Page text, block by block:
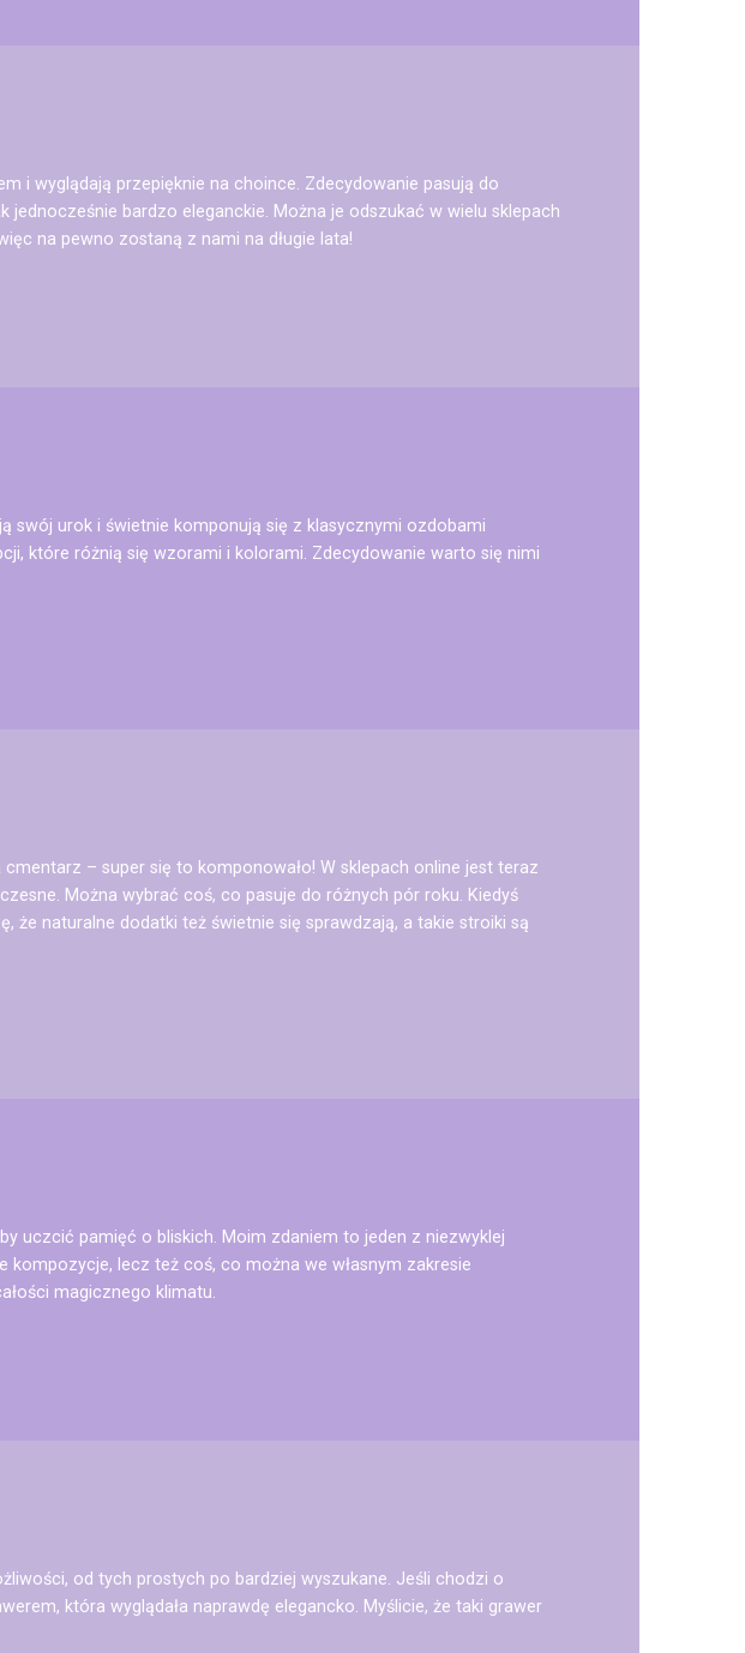
i wyglądają przepięknie na choince. Zdecydowanie pasują do
bardzo eleganckie. Można je odszukać w wielu sklepach
na pewno zostaną z nami na długie lata!
swój urok i świetnie komponują się z klasycznymi ozdobami
które różnią się wzorami i kolorami. Zdecydowanie warto się nimi
– super się to komponowało! W sklepach online jest teraz
Można wybrać coś, co pasuje do różnych pór roku. Kiedyś
że naturalne dodatki też świetnie się sprawdzają, a takie stroiki są
uczcić pamięć o bliskich. Moim zdaniem to jeden z niezwyklej
lecz też coś, co można we własnym zakresie
magicznego klimatu.
od tych prostych po bardziej wyszukane. Jeśli chodzi o
która wyglądała naprawdę elegancko. Myślicie, że taki grawer